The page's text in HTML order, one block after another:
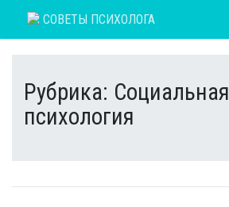
СОВЕТЫ ПСИХОЛОГА
Рубрика: Социальная
психология